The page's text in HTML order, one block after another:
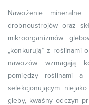
Nawożenie
drobnoustrojów oraz
mikroorganizmów
„konkurują” z roślinami
nawozów wzmagają
pomiędzy roślinami a
selekcjonującym
gleby, kwaśny odczyn